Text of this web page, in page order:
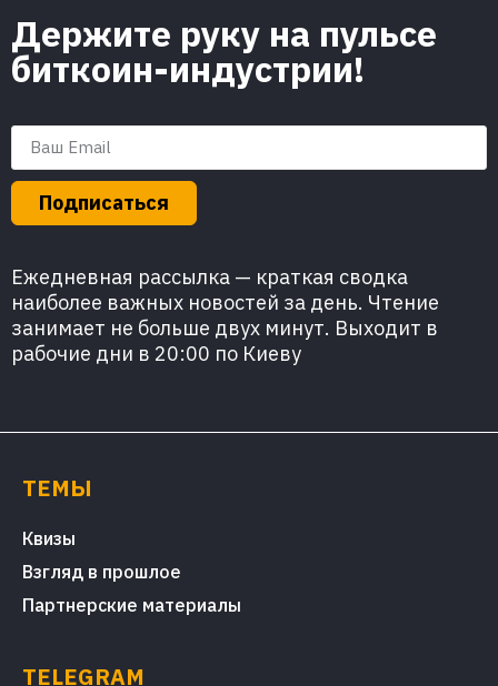
Держите руку на пульсе
биткоин-индустрии!
Подписаться
Ежедневная рассылка — краткая сводка
наиболее важных новостей за день. Чтение
занимает не больше двух минут. Выходит в
рабочие дни в 20:00 по Киеву
ТЕМЫ
Квизы
Взгляд в прошлое
Партнерские материалы
TELEGRAM